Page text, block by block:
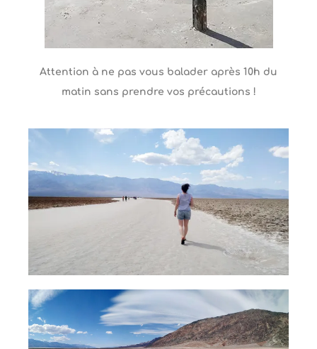
Attention à ne pas vous balader après 10h du
matin sans prendre vos précautions !